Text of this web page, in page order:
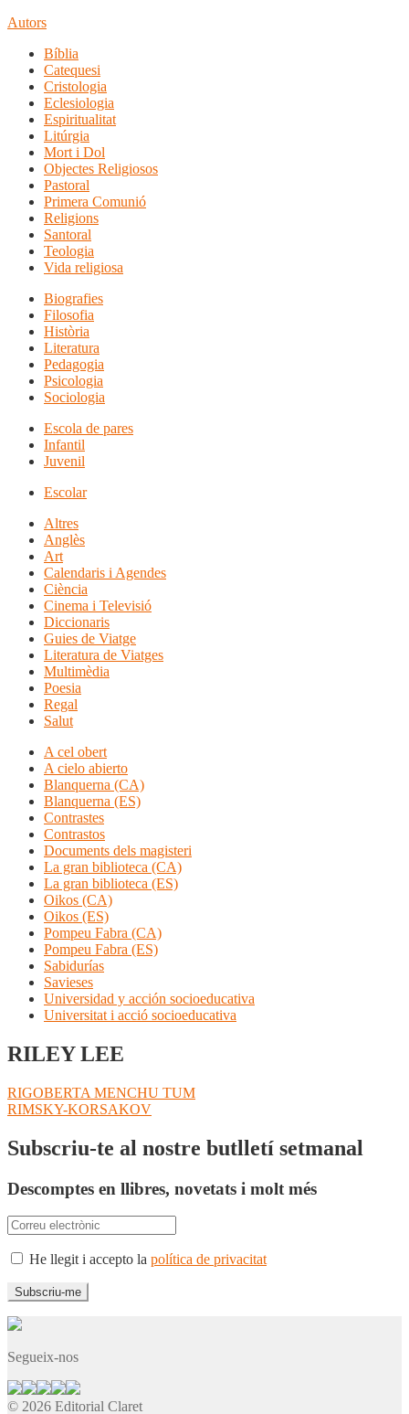
Autors
Bíblia
Catequesi
Cristologia
Eclesiologia
Espiritualitat
Litúrgia
Mort i Dol
Objectes Religiosos
Pastoral
Primera Comunió
Religions
Santoral
Teologia
Vida religiosa
Biografies
Filosofia
Història
Literatura
Pedagogia
Psicologia
Sociologia
Escola de pares
Infantil
Juvenil
Escolar
Altres
Anglès
Art
Calendaris i Agendes
Ciència
Cinema i Televisió
Diccionaris
Guies de Viatge
Literatura de Viatges
Multimèdia
Poesia
Regal
Salut
A cel obert
A cielo abierto
Blanquerna (CA)
Blanquerna (ES)
Contrastes
Contrastos
Documents dels magisteri
La gran biblioteca (CA)
La gran biblioteca (ES)
Oikos (CA)
Oikos (ES)
Pompeu Fabra (CA)
Pompeu Fabra (ES)
Sabidurías
Savieses
Universidad y acción socioeducativa
Universitat i acció socioeducativa
RILEY LEE
Navegació
d'entrades
Entrada
anterior:
RIGOBERTA MENCHU TUM
Pròxima
RIMSKY-KORSAKOV
Subscriu-te al nostre butlletí setmanal
Descomptes en llibres, novetats i molt més
He llegit i accepto la política de privacitat
Segueix-nos
© 2026 Editorial Claret